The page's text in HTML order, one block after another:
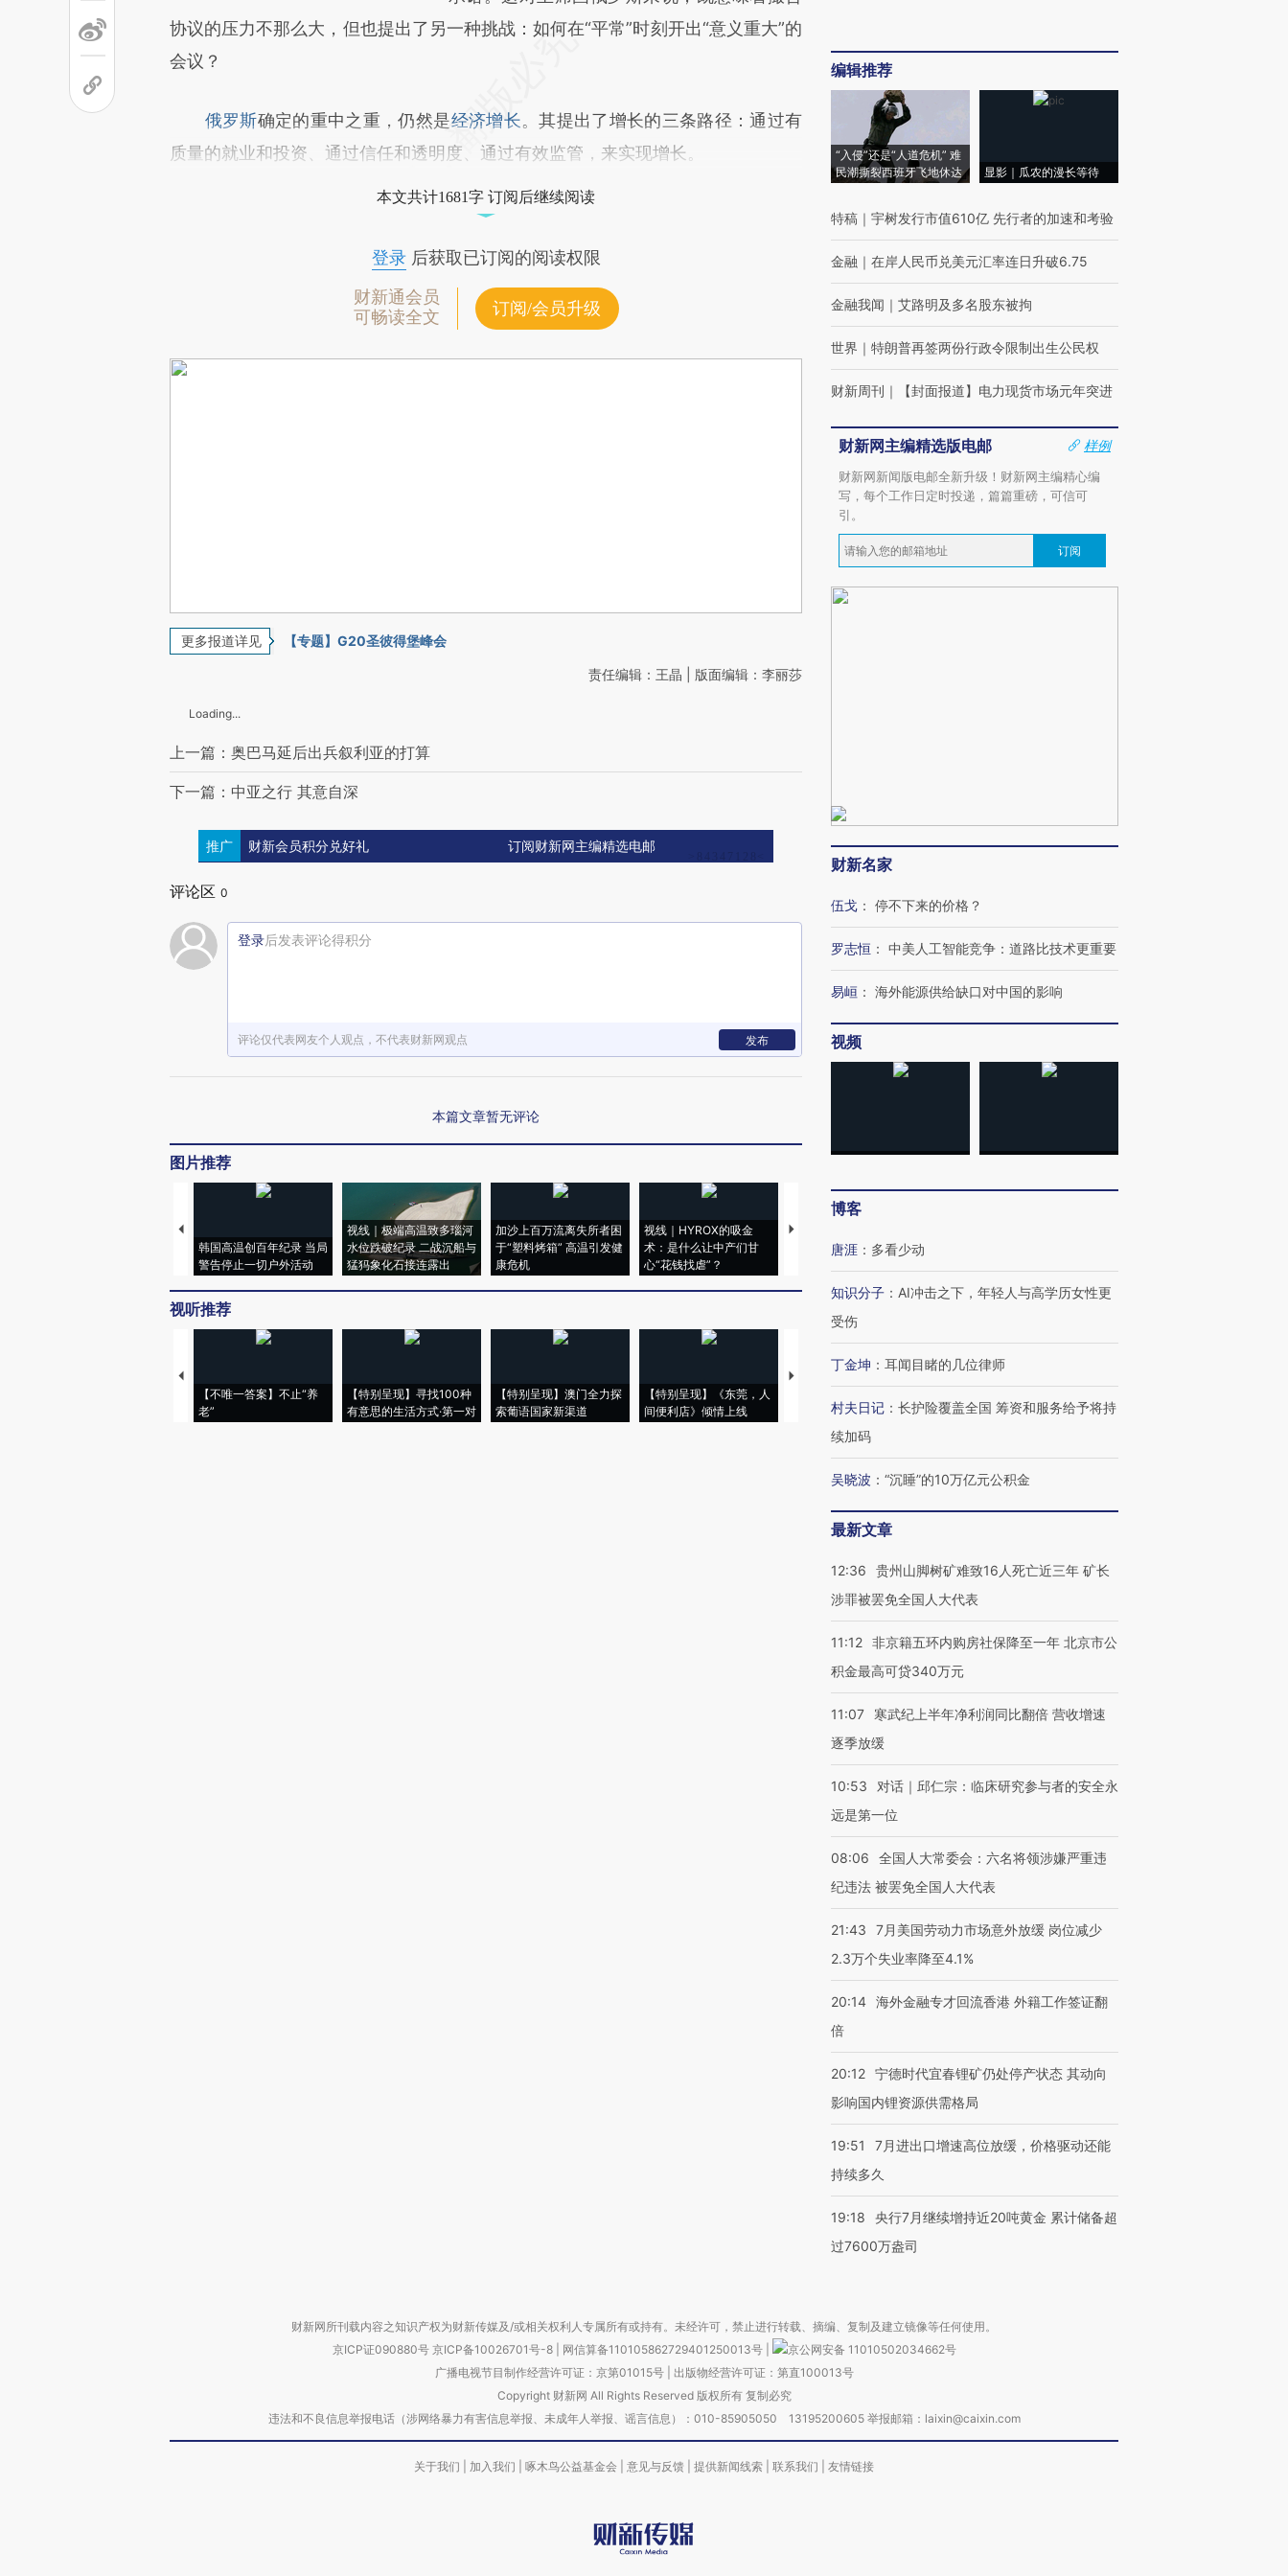
协议的压力不那么大，但也提出了另一种挑战：如何在“平常”时刻开出“意义重大”的
会议？
俄罗斯确定的重中之重，仍然是经济增长。其提出了增长的三条路径：通过有
质量的就业和投资、通过信任和透明度、通过有效监管，来实现增长。
本文共计1681字 订阅后继续阅读
登录后获取已订阅的阅读权限
财新通会员
可畅读全文
订阅/会员升级
更多报道详见 【专题】G20圣彼得堡峰会
责任编辑：王晶 | 版面编辑：李丽莎
Loading...
上一篇：奥巴马延后出兵叙利亚的打算
下一篇：中亚之行 其意自深
推广 财新会员积分兑好礼 订阅财新网主编精选电邮
评论区 0
登录后发表评论得积分
评论仅代表网友个人观点，不代表财新网观点 发布
本篇文章暂无评论
图片推荐
韩国高温创百年纪录 当局
警告停止一切户外活动
视线｜极端高温致多瑙河
水位跌破纪录 二战沉船与
猛犸象化石接连露出
加沙上百万流离失所者困
于“塑料烤箱” 高温引发健
康危机
视线｜HYROX的吸金
术：是什么让中产们甘
心“花钱找虐”？
马航飞行员跨国走私7万
粒摇头丸 尿检体内含3种
视听推荐
【不唯一答案】不止“养
老”
【特别呈现】寻找100种
有意思的生活方式·第一对
【特别呈现】澳门全力探
索葡语国家新渠道
【特别呈现】《东莞，人
间便利店》倾情上线
【推广】走进第四届链博
有意思的生活方式·第三对
住三大增长引擎是什么？
编辑推荐
“入侵”还是“人道危机” 难
民潮撕裂西班牙飞地休达
显影｜瓜农的漫长等待
特稿 ｜ 宇树发行市值610亿 先行者的加速和考验
金融 ｜ 在岸人民币兑美元汇率连日升破6.75
金融我闻 ｜ 艾路明及多名股东被拘
世界 ｜ 特朗普再签两份行政令限制出生公民权
财新周刊 ｜ 【封面报道】电力现货市场元年突进
财新网主编精选版电邮
样例
财新网新闻版电邮全新升级！财新网主编精心编
写，每个工作日定时投递，篇篇重磅，可信可
引。
订阅
财新名家
伍戈 ： 停不下来的价格？
罗志恒 ： 中美人工智能竞争：道路比技术更重要
易峘 ： 海外能源供给缺口对中国的影响
视频
博客
唐涯 ： 多看少动
知识分子 ： AI冲击之下，年轻人与高学历女性更
受伤
丁金坤 ： 耳闻目睹的几位律师
村夫日记 ： 长护险覆盖全国 筹资和服务给予将持
续加码
吴晓波 ： “沉睡”的10万亿元公积金
最新文章
12:36
贵州山脚树矿难致16人死亡近三年 矿长
涉罪被罢免全国人大代表
11:12 非京籍五环内购房社保降至一年 北京市公
积金最高可贷340万元
11:07
寒武纪上半年净利润同比翻倍 营收增速
逐季放缓
10:53
对话｜邱仁宗：临床研究参与者的安全永
远是第一位
08:06
全国人大常委会：六名将领涉嫌严重违
纪违法 被罢免全国人大代表
21:43
7月美国劳动力市场意外放缓 岗位减少
2.3万个失业率降至4.1%
20:14 海外金融专才回流香港 外籍工作签证翻
倍
20:12 宁德时代宜春锂矿仍处停产状态 其动向
影响国内锂资源供需格局
19:51
7月进出口增速高位放缓，价格驱动还能
持续多久
19:18
央行7月继续增持近20吨黄金 累计储备超
过7600万盎司
财新网所刊载内容之知识产权为财新传媒及/或相关权利人专属所有或持有。未经许可，禁止进行转载、摘编、复制及建立镜像等任何使用。
京ICP证090880号 京ICP备10026701号-8 网信算备110105862729401250013号
京公网安备 11010502034662号
广播电视节目制作经营许可证：京第01015号| 出版物经营许可证：第直100013号
Copyright 财新网 All Rights Reserved 版权所有 复制必究
违法和不良信息举报电话（涉网络暴力有害信息举报、未成年人举报、谣言信息）：010-85905050 13195200605 举报邮箱：laixin@caixin.com
关于我们 加入我们 啄木鸟公益基金会 意见与反馈 提供新闻线索 联系我们 友情链接